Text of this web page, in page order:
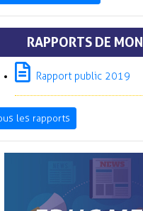
RAPPORTS DE
Rapport public 2019
les rapports